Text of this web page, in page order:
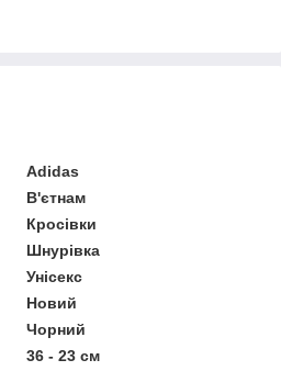
Adidas
В'єтнам
Кросівки
Шнурівка
Унісекс
Новий
Чорний
36 - 23 см